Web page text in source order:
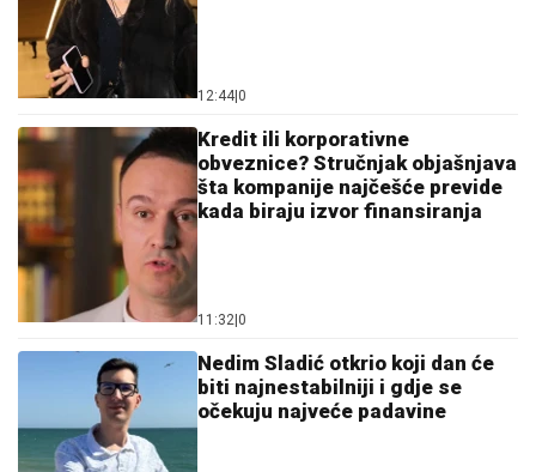
12:44 0
Kredit ili korporativne
obveznice? Stručnjak objašnjava
šta kompanije najčešće previde
kada biraju izvor finansiranja
11:32 0
Nedim Sladić otkrio koji dan će
biti najnestabilniji i gdje se
očekuju najveće padavine